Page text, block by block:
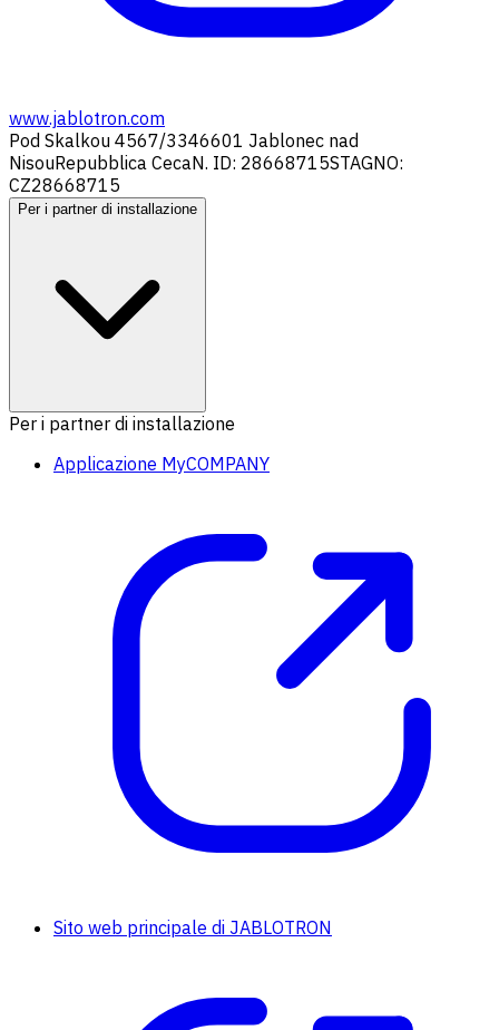
www.jablotron.com
Pod Skalkou 4567/3346601 Jablonec nad
NisouRepubblica CecaN. ID: 28668715STAGNO:
CZ28668715
Per i partner di installazione
Per i partner di installazione
Applicazione MyCOMPANY
Sito web principale di JABLOTRON